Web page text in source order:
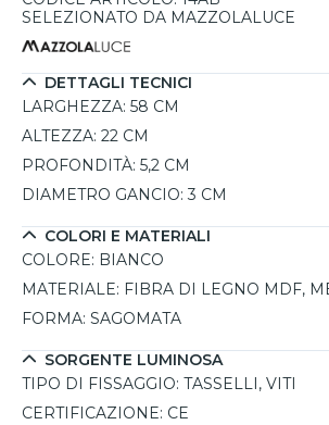
del design. I quattro ganci in metallo grigio offrono un
rendendolo un elemento funzionale
Il suo stile moderno lo rende ideale per
soggiorni o camere da letto,
diversi contesti abitativi. Prodotto artigianalmente in Italia
con materiali di alta qualità, è disponibile
cromatiche per soddisfare ogni esigenza
fissaggio è semplice e sicuro grazie ai
nella confezione, che include anche il
garanzia e le istruzioni di montaggio.
SELEZIONATO DA MAZZOLALUCE
DETTAGLI TECNICI
LARGHEZZA: 58 CM
ALTEZZA: 22 CM
PROFONDITÀ: 5,2 CM
DIAMETRO GANCIO: 3 CM
COLORI E MATERIALI
COLORE: BIANCO
MATERIALE: FIBRA DI LEGNO MDF,
FORMA: SAGOMATA
SORGENTE LUMINOSA
TIPO DI FISSAGGIO: TASSELLI, VITI
CERTIFICAZIONE: CE